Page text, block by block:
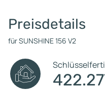
Preisdetails
für SUNSHINE 156 V2